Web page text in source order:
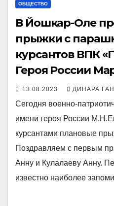
ОБЩЕСТВО
В Йошкар-Оле
прыжки с
курсантов ВПК
Героя России
13.08.2023 ДИНАРА
Сегодня военно-
имени героя России
курсантами плановые
Поздравляем с первым
Анну и Кулалаеву Анну.
известно наиболее